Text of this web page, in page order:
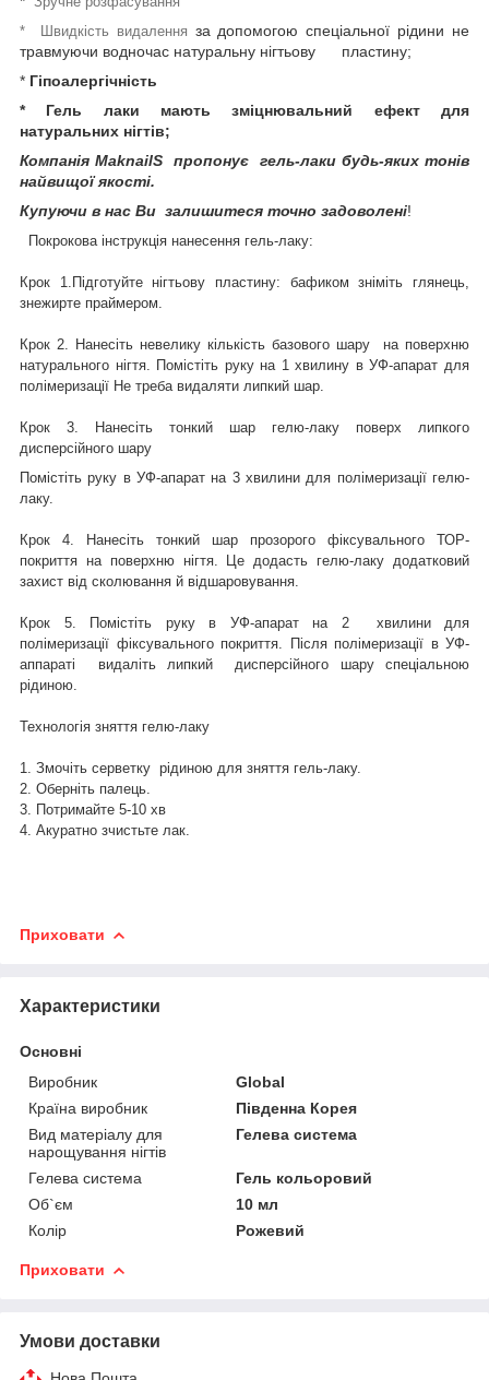
* Швидкість видалення за допомогою спеціальної рідини не
травмуючи водночас натуральну нігтьову пластину;
* Гіпоалергічність
* Гель лаки мають зміцнювальний ефект для
натуральних нігтів;
Компанія MaknailS пропонує гель-лаки будь-яких тонів
найвищої якості.
Купуючи в нас Ви залишитеся точно задоволені!
Покрокова інструкція нанесення гель-лаку:
Крок 1.Підготуйте нігтьову пластину: бафиком зніміть глянець,
знежирте праймером.
Крок 2. Нанесіть невелику кількість базового шару на поверхню
натурального нігтя. Помістіть руку на 1 хвилину в УФ-апарат для
полімеризації Не треба видаляти липкий шар.
Крок 3. Нанесіть тонкий шар гелю-лаку поверх липкого
дисперсійного шару
Помістіть руку в УФ-апарат на 3 хвилини для полімеризації гелю-
лаку.
Крок 4. Нанесіть тонкий шар прозорого фіксувального ТОР-
покриття на поверхню нігтя. Це додасть гелю-лаку додатковий
захист від сколювання й відшаровування.
Крок 5. Помістіть руку в УФ-апарат на 2 хвилини для
полімеризації фіксувального покриття. Після полімеризації в УФ-
аппараті видаліть липкий дисперсійного шару спеціальною
рідиною.
Технологія зняття гелю-лаку
1. Змочіть серветку рідиною для зняття гель-лаку.
2. Оберніть палець.
3. Потримайте 5-10 хв
4. Акуратно зчистьте лак.
Приховати
Характеристики
Основні
Виробник
Global
Країна виробник
Південна Корея
Вид матеріалу для
нарощування нігтів
Гелева система
Гелева система
Гель кольоровий
Об`єм
10 мл
Колір
Рожевий
Приховати
Умови доставки